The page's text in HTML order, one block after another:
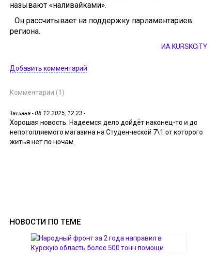
называют «наливайками».
Он рассчитывает на поддержку парламентариев
региона.
ИА KURSKCiTY
Добавить комментарий
Комментарии (1)
Татьяна - 08.12.2025, 12.23 -
Хорошая новость. Надеемся дело дойдёт наконец-то и до
непотопляемого магазина на Студенческой 7\1 от которого
житья нет по ночам.
НОВОСТИ ПО ТЕМЕ